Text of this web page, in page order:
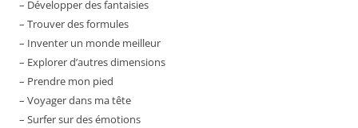
– Développer des fantaisies
– Trouver des formules
– Inventer un monde meilleur
– Explorer d’autres dimensions
– Prendre mon pied
– Voyager dans ma tête
– Surfer sur des émotions